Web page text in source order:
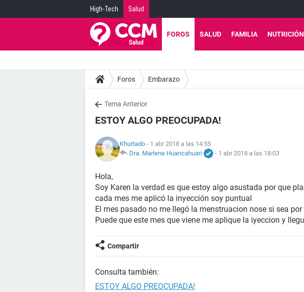
High-Tech Salud
FOROS SALUD FAMILIA NUTRICIÓN
Foros Embarazo
Tema Anterior
ESTOY ALGO PREOCUPADA!
Khurtado - 1 abr 2018 a las 14:55
Dra. Marlene Huancahuari
- 1 abr 2018 a las 18:03
Hola,
Soy Karen la verdad es que estoy algo asustada por que
cada mes me aplicó la inyección soy puntual
El mes pasado no me llegó la menstruacion nose si sea
Puede que este mes que viene me aplique la iyeccion y
Compartir
Consulta también:
ESTOY ALGO PREOCUPADA!